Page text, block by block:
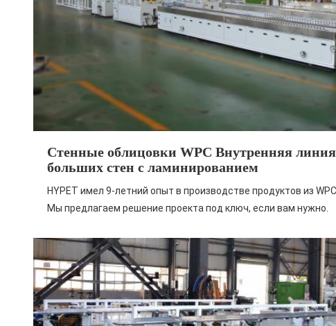
Стенные облицовки WPC Внутренняя линия
больших стен с ламинированием
HYPET имел 9-летний опыт в производстве продуктов из WPC.
Мы предлагаем решение проекта под ключ, если вам нужно.